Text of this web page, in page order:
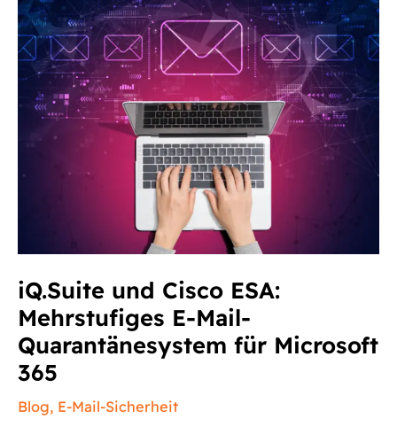
iQ.Suite und Cisco ESA:
Mehrstufiges E-Mail-
Quarantänesystem für Microsoft
365
Blog, E-Mail-Sicherheit
Mehrstufiges
E-
Mail-
Quarantänesystem
für
Microsoft
365